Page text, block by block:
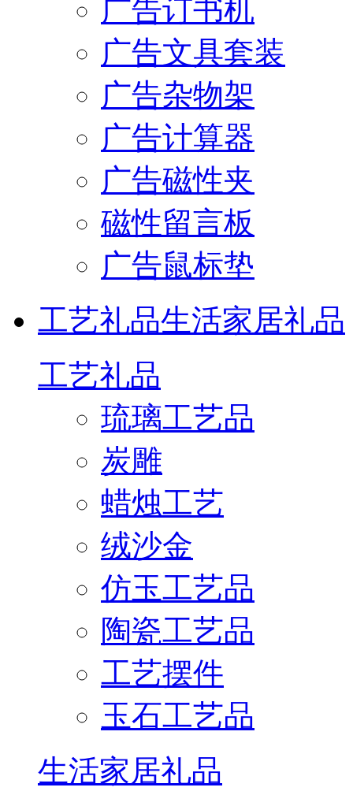
广告订书机
广告文具套装
广告杂物架
广告计算器
广告磁性夹
磁性留言板
广告鼠标垫
工艺礼品生活家居礼品
工艺礼品
琉璃工艺品
炭雕
蜡烛工艺
绒沙金
仿玉工艺品
陶瓷工艺品
工艺摆件
玉石工艺品
生活家居礼品